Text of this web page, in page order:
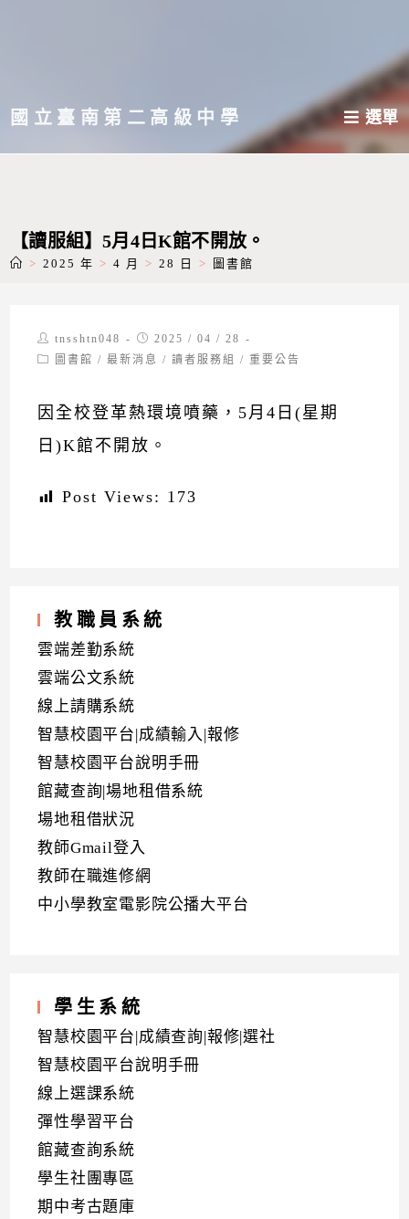
主國立臺南第二高級中學 選單
【讀服組】5月4日K館不開放。
> 2025 年 > 4 月 > 28 日 > 圖書館
Post
author:
tnsshtn048
Post
published:
2025 / 04 / 28
Post圖書館 / 最新消息 / 讀者服務組 / 重要公告
因全校登革熱環境噴藥，5月4日(星期
日)K館不開放。
Post Views: 173
教職員系統
雲端差勤系統
雲端公文系統
線上請購系統
智慧校園平台|成績輸入|報修
智慧校園平台說明手冊
館藏查詢|場地租借系統
場地租借狀況
教師Gmail登入
教師在職進修網
中小學教室電影院公播大平台
學生系統
智慧校園平台|成績查詢|報修|選社
智慧校園平台說明手冊
線上選課系統
彈性學習平台
館藏查詢系統
學生社團專區
期中考古題庫